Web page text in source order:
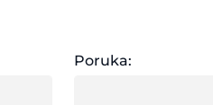
Poruka: